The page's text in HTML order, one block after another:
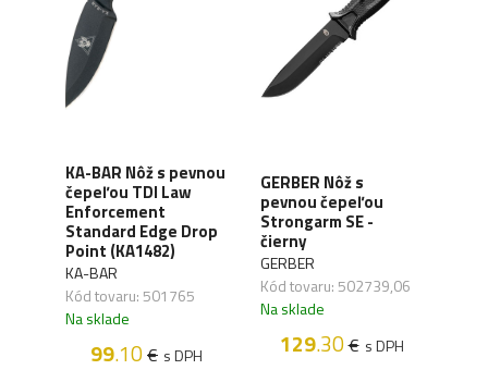
KA-BAR Nôž s pevnou
čepeľou TDI Law
Enforcement
Standard Edge Drop
Point (KA1482)
KA-BAR
Kód tovaru: 501765
Na sklade
99.10€ s DPH
GERBER Nôž s
pevnou čepeľou
Strongarm SE -
čierny
GERBER
Kód tovaru: 502739,06
Na sklade
129.30€ s DPH